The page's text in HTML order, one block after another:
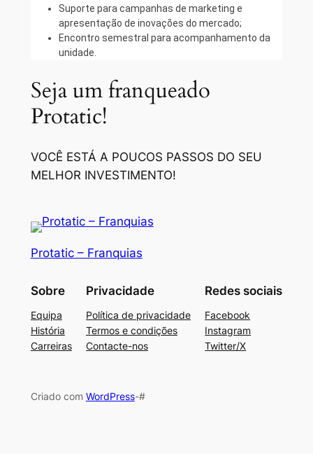
Suporte para campanhas de marketing e
apresentação de inovações do mercado;
Encontro semestral para acompanhamento da
unidade.
Seja um franqueado
Protatic!
VOCÊ ESTÁ A POUCOS PASSOS DO SEU
MELHOR INVESTIMENTO!
Protatic – Franquias
Sobre
Equipa
História
Carreiras
Privacidade
Política de privacidade
Termos e condições
Contacte-nos
Redes sociais
Facebook
Instagram
Twitter/X
Criado com WordPress-#